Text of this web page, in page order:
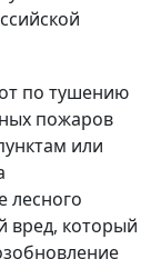
по тушению
пожаров
или
лесного
вред, который